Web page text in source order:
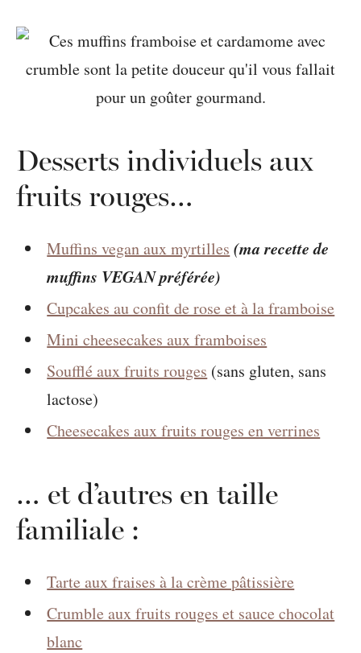
Desserts individuels aux
fruits rouges…
Muffins vegan aux myrtilles (ma recette de
muffins VEGAN préférée)
Cupcakes au confit de rose et à la framboise
Mini cheesecakes aux framboises
Soufflé aux fruits rouges (sans gluten, sans
lactose)
Cheesecakes aux fruits rouges en verrines
… et d’autres en taille
familiale :
Tarte aux fraises à la crème pâtissière
Crumble aux fruits rouges et sauce chocolat
blanc